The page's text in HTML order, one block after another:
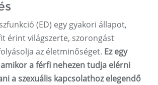
(ED) egy gyakori állapot,
érint világszerte, szorongást
az életminőséget. Ez egy
a férfi nehezen tudja elérni
a szexuális kapcsolathoz elegendő